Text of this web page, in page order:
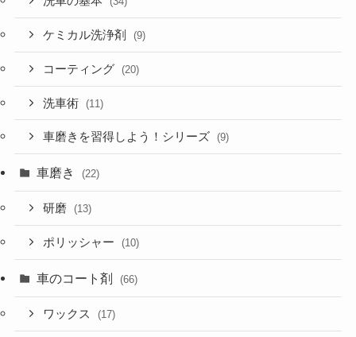
ケミカル洗浄剤 (9)
コーティング (20)
洗車術 (11)
車磨きを習得しよう！シリーズ (9)
車磨き (22)
研磨 (13)
ポリッシャー (10)
車のコート剤 (66)
ワックス (17)